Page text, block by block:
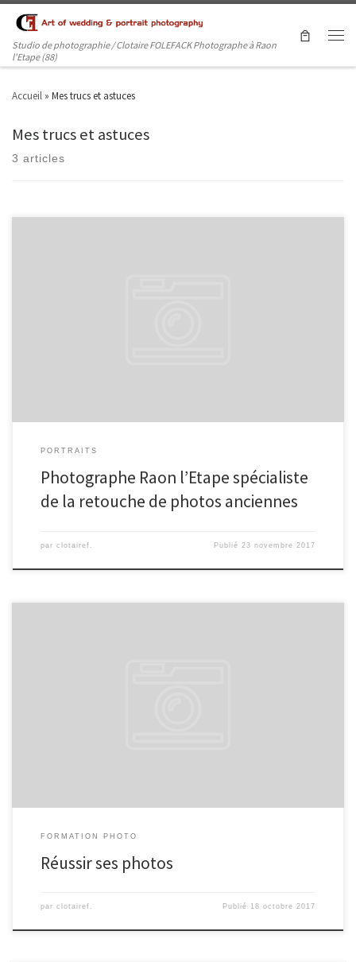
Studio de photographie / Clotaire FOLEFACK Photographe à Raon
l'Etape (88)
Accueil » Mes trucs et astuces
Mes trucs et astuces
3 articles
PORTRAITS
Photographe Raon l’Etape spécialiste
de la retouche de photos anciennes
par clotairef. Publié 23 novembre 2017
FORMATION PHOTO
Réussir ses photos
par clotairef. Publié 18 octobre 2017